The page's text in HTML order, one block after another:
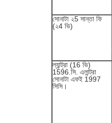
সোনাটা ২5 সান্তা ফি
(২4 ভি)
ল্যান্ট্রা (16 ভি)
1596.সি. এলান্ট্রা
সোনাটা এফই 1997
সিসি।